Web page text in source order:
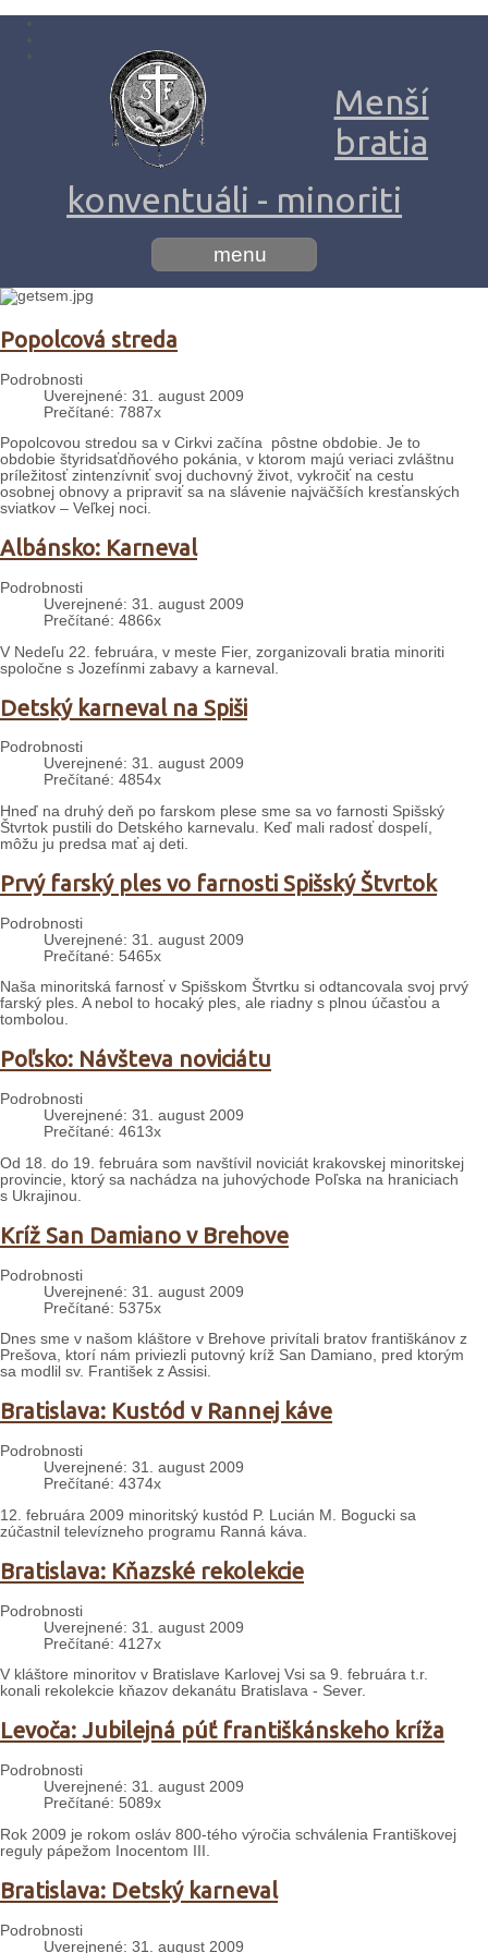
Menší
bratia
konventuáli - minoriti
menu
Popolcová streda
Podrobnosti
Uverejnené: 31. august 2009
Prečítané: 7887x
Popolcovou stredou sa v Cirkvi začína pôstne obdobie. Je to
obdobie štyridsaťdňového pokánia, v ktorom majú veriaci zvláštnu
príležitosť zintenzívniť svoj duchovný život, vykročiť na cestu
osobnej obnovy a pripraviť sa na slávenie najväčších kresťanských
sviatkov – Veľkej noci.
Albánsko: Karneval
Podrobnosti
Uverejnené: 31. august 2009
Prečítané: 4866x
V Nedeľu 22. februára, v meste Fier, zorganizovali bratia minoriti
spoločne s Jozefínmi zabavy a karneval.
Detský karneval na Spiši
Podrobnosti
Uverejnené: 31. august 2009
Prečítané: 4854x
Hneď na druhý deň po farskom plese sme sa vo farnosti Spišský
Štvrtok pustili do Detského karnevalu. Keď mali radosť dospelí,
môžu ju predsa mať aj deti.
Prvý farský ples vo farnosti Spišský Štvrtok
Podrobnosti
Uverejnené: 31. august 2009
Prečítané: 5465x
Naša minoritská farnosť v Spišskom Štvrtku si odtancovala svoj prvý
farský ples. A nebol to hocaký ples, ale riadny s plnou účasťou a
tombolou.
Poľsko: Návšteva noviciátu
Podrobnosti
Uverejnené: 31. august 2009
Prečítané: 4613x
Od 18. do 19. februára som navštívil noviciát krakovskej minoritskej
provincie, ktorý sa nachádza na juhovýchode Poľska na hraniciach
s Ukrajinou.
Kríž San Damiano v Brehove
Podrobnosti
Uverejnené: 31. august 2009
Prečítané: 5375x
Dnes sme v našom kláštore v Brehove privítali bratov františkánov z
Prešova, ktorí nám priviezli putovný kríž San Damiano, pred ktorým
sa modlil sv. František z Assisi.
Bratislava: Kustód v Rannej káve
Podrobnosti
Uverejnené: 31. august 2009
Prečítané: 4374x
12. februára 2009 minoritský kustód P. Lucián M. Bogucki sa
zúčastnil televízneho programu Ranná káva.
Bratislava: Kňazské rekolekcie
Podrobnosti
Uverejnené: 31. august 2009
Prečítané: 4127x
V kláštore minoritov v Bratislave Karlovej Vsi sa 9. februára t.r.
konali rekolekcie kňazov dekanátu Bratislava - Sever.
Levoča: Jubilejná púť františkánskeho kríža
Podrobnosti
Uverejnené: 31. august 2009
Prečítané: 5089x
Rok 2009 je rokom osláv 800-tého výročia schválenia Františkovej
reguly pápežom Inocentom III.
Bratislava: Detský karneval
Podrobnosti
Uverejnené: 31. august 2009